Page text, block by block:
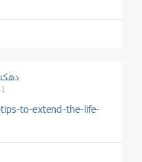
to-extend-the-life-